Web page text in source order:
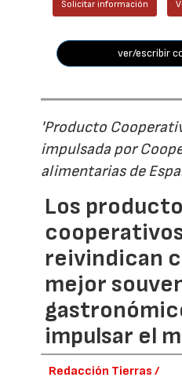
Solicitar información
ver/escribir
'Producto
impulsada por
alimentarias de
Los
reivindican
mejor
impulsar el
Redacción Tierras /